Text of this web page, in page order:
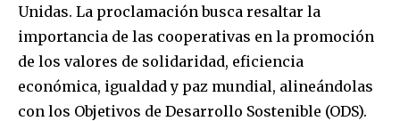
Unidas. La proclamación busca resaltar la
importancia de las cooperativas en la promoción
de los valores de solidaridad, eficiencia
económica, igualdad y paz mundial, alineándolas
con los Objetivos de Desarrollo Sostenible (ODS).